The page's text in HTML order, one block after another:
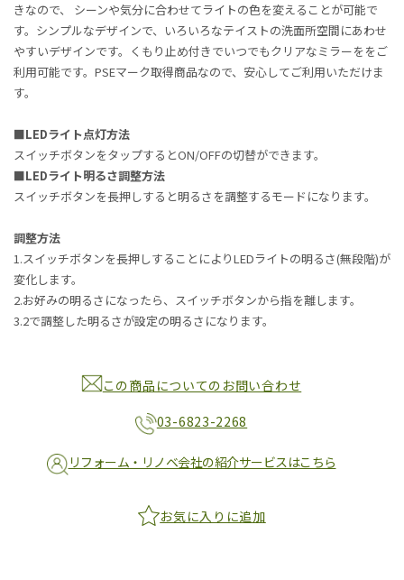
きなので、 シーンや気分に合わせてライトの色を変えることが可能で
す。シンプルなデザインで、いろいろなテイストの洗面所空間にあわせ
やすいデザインです。くもり止め付きでいつでもクリアなミラーををご
利用可能です。PSEマーク取得商品なので、安心してご利用いただけま
す。
■LEDライト点灯方法
スイッチボタンをタップするとON/OFFの切替ができます。
■LEDライト明るさ調整方法
スイッチボタンを長押しすると明るさを調整するモードになります。
調整方法
1.スイッチボタンを長押しすることによりLEDライトの明るさ(無段階)が
変化します。
2.お好みの明るさになったら、スイッチボタンから指を離します。
3.2で調整した明るさが設定の明るさになります。
この商品についてのお問い合わせ
03-6823-2268
リフォーム・リノベ会社の紹介サービスはこちら
お気に入りに追加